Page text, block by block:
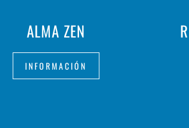
ALMA ZEN
INFORMACIÓN